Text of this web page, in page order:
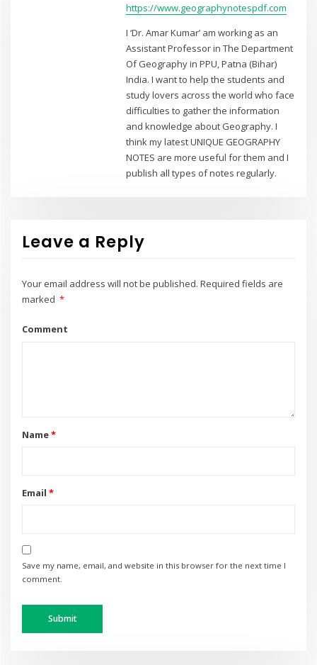
https://www.geographynotespdf.com
I ‘Dr. Amar Kumar’ am working as an
Assistant Professor in The Department
Of Geography in PPU, Patna (Bihar)
India. I want to help the students and
study lovers across the world who face
difficulties to gather the information
and knowledge about Geography. I
think my latest UNIQUE GEOGRAPHY
NOTES are more useful for them and I
publish all types of notes regularly.
Leave a Reply
Your email address will not be published. Required fields are
marked *
Comment
Name*
Email *
Save my name, email, and website in this browser for the next time I
comment.